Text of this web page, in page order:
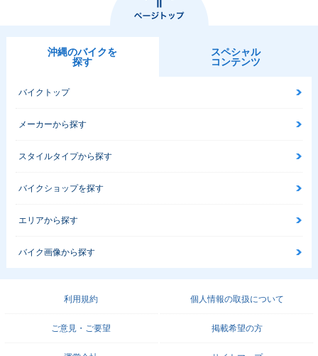
沖縄のバイクを
探す
スペシャル
コンテンツ
バイクトップ
メーカーから探す
スタイルタイプから探す
バイクショップを探す
エリアから探す
バイク画像から探す
利用規約 個人情報の取扱について
ご意見・ご要望 掲載希望の方